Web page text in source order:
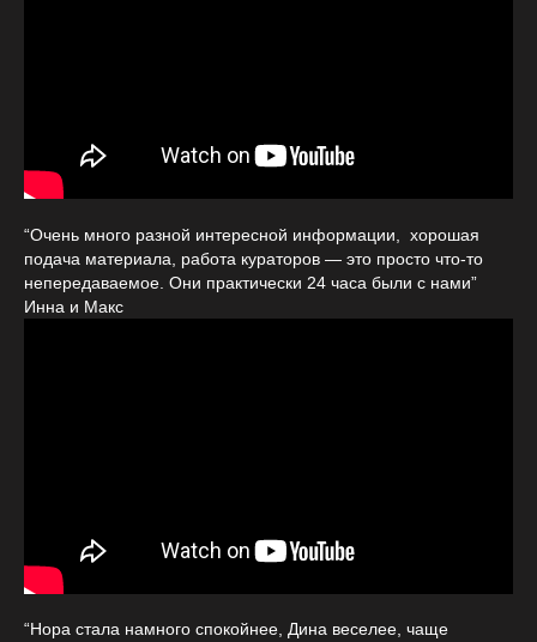
“Очень много разной интересной информации, хорошая
подача материала, работа кураторов — это просто что-то
непередаваемое. Они практически 24 часа были с нами”
Инна и Макс
“Нора стала намного спокойнее, Дина веселее, чаще